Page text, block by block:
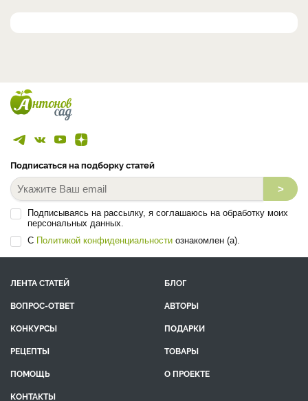
Подписаться на подборку статей
>
Подписываясь на рассылку, я соглашаюсь на обработку моих
персональных данных.
С Политикой конфиденциальности ознакомлен (а).
ЛЕНТА СТАТЕЙ
БЛОГ
ВОПРОС-ОТВЕТ
АВТОРЫ
КОНКУРСЫ
ПОДАРКИ
РЕЦЕПТЫ
ТОВАРЫ
ПОМОЩЬ
О ПРОЕКТЕ
КОНТАКТЫ